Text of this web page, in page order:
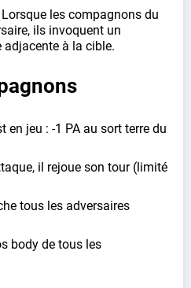
les compagnons du
ils invoquent un
à la cible.
en jeu : -1 PA au sort terre du
il rejoue son tour (limité
tous les adversaires
body de tous les